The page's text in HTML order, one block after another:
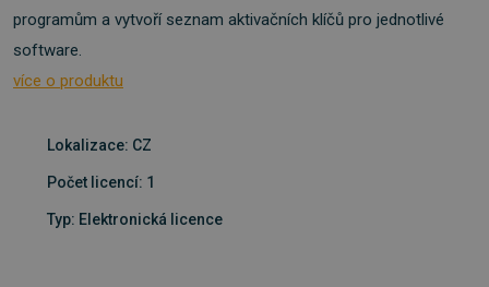
programům a vytvoří seznam aktivačních klíčů pro jednotlivé
software.
více o produktu
Lokalizace: CZ
Počet licencí: 1
Typ: Elektronická licence